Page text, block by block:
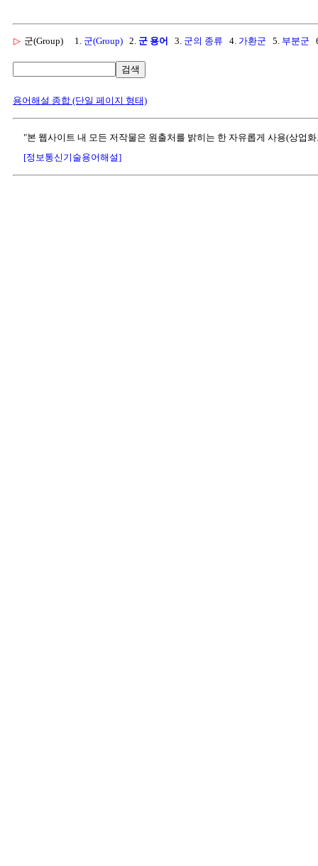
▷ 군(Group) 1. 군(Group) 2. 군 용어 3. 군의 종류 4. 가환군 5. 부분군
검색
용어해설 종합 (단일 페이지 형태)
"본 웹사이트 내 모든 저작물은 원출처를 밝히는 한 자유롭게 사용(상업
[정보통신기술용어해설]